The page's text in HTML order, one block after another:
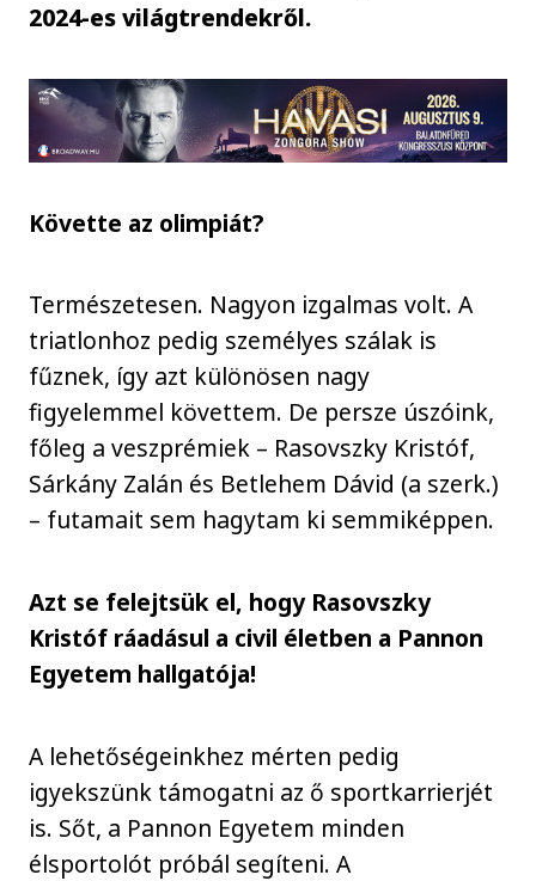
2024-es világtrendekről.
Követte az olimpiát?
Természetesen. Nagyon izgalmas volt. A
triatlonhoz pedig személyes szálak is
fűznek, így azt különösen nagy
figyelemmel követtem. De persze úszóink,
főleg a veszprémiek – Rasovszky Kristóf,
Sárkány Zalán és Betlehem Dávid (a szerk.)
– futamait sem hagytam ki semmiképpen.
Azt se felejtsük el, hogy Rasovszky
Kristóf ráadásul a civil életben a Pannon
Egyetem hallgatója!
A lehetőségeinkhez mérten pedig
igyekszünk támogatni az ő sportkarrierjét
is. Sőt, a Pannon Egyetem minden
élsportolót próbál segíteni. A